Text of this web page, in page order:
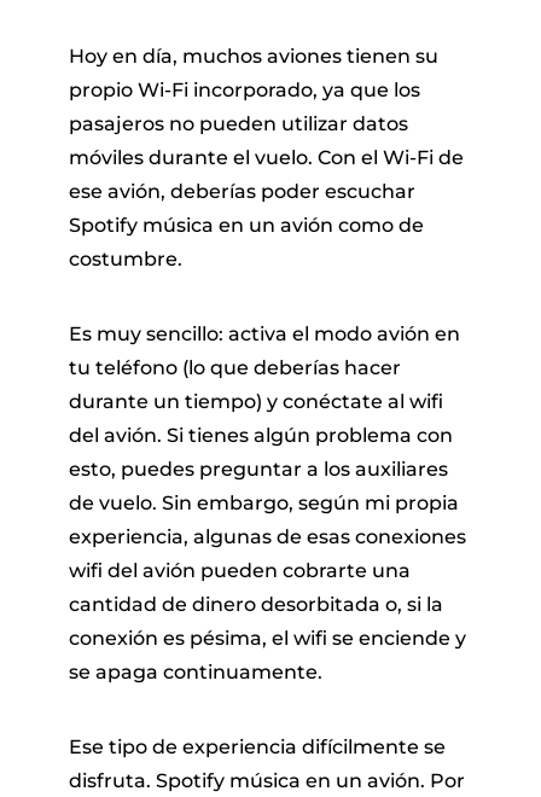
Hoy en día, muchos aviones tienen su
propio Wi-Fi incorporado, ya que los
pasajeros no pueden utilizar datos
móviles durante el vuelo. Con el Wi-Fi de
ese avión, deberías poder escuchar
Spotify música en un avión como de
costumbre.
Es muy sencillo: activa el modo avión en
tu teléfono (lo que deberías hacer
durante un tiempo) y conéctate al wifi
del avión. Si tienes algún problema con
esto, puedes preguntar a los auxiliares
de vuelo. Sin embargo, según mi propia
experiencia, algunas de esas conexiones
wifi del avión pueden cobrarte una
cantidad de dinero desorbitada o, si la
conexión es pésima, el wifi se enciende y
se apaga continuamente.
Ese tipo de experiencia difícilmente se
disfruta. Spotify música en un avión. Por